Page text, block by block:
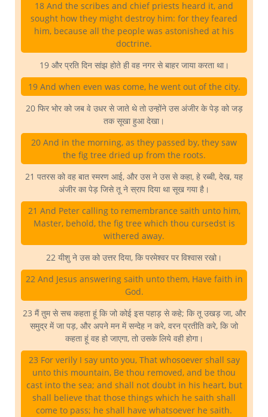
18 And the scribes and chief priests heard it, and
sought how they might destroy him: for they feared
him, because all the people was astonished at his
doctrine.
19 और प्रति दिन सांझ होते ही वह नगर से बाहर जाया करता था।
19 And when even was come, he went out of the city.
20 फिर भोर को जब वे उधर से जाते थे तो उन्होंने उस अंजीर के पेड़ को जड़
तक सूखा हुआ देखा।
20 And in the morning, as they passed by, they saw
the fig tree dried up from the roots.
21 पतरस को वह बात स्मरण आई, और उस ने उस से कहा, हे रब्बी, देख, यह
अंजीर का पेड़ जिसे तू ने स्राप दिया था सूख गया है।
21 And Peter calling to remembrance saith unto him,
Master, behold, the fig tree which thou cursedst is
withered away.
22 यीशु ने उस को उत्तर दिया, कि परमेश्वर पर विश्वास रखो।
22 And Jesus answering saith unto them, Have faith in
God.
23 मैं तुम से सच कहता हूं कि जो कोई इस पहाड़ से कहे; कि तू उखड़ जा, और
समुद्र में जा पड़, और अपने मन में सन्देह न करे, वरन प्रतीति करे, कि जो
कहता हूं वह हो जाएगा, तो उसके लिये वही होगा।
23 For verily I say unto you, That whosoever shall say
unto this mountain, Be thou removed, and be thou
cast into the sea; and shall not doubt in his heart, but
shall believe that those things which he saith shall
come to pass; he shall have whatsoever he saith.